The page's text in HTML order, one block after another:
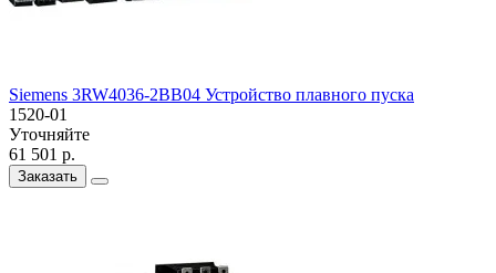
Siemens 3RW4036-2BB04 Устройство плавного пуска
1520-01
Уточняйте
61 501 р.
Заказать